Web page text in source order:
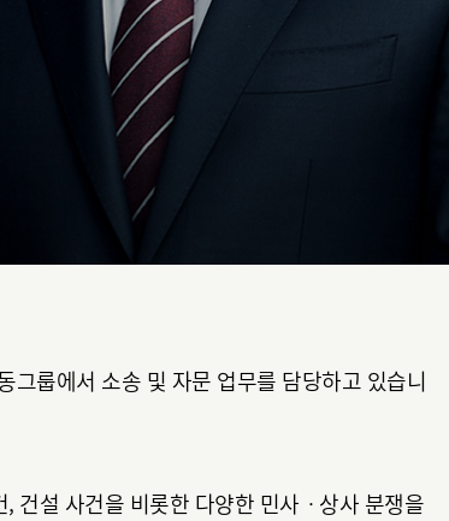
그룹에서 소송 및 자문 업무를 담당하고 있습니
건설 사건을 비롯한 다양한 민사ㆍ상사 분쟁을